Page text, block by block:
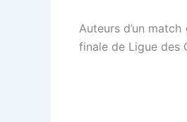
Auteurs d’un
finale de Ligue des